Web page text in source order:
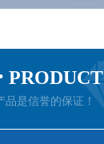
PRODUCT
品是信誉的保证！